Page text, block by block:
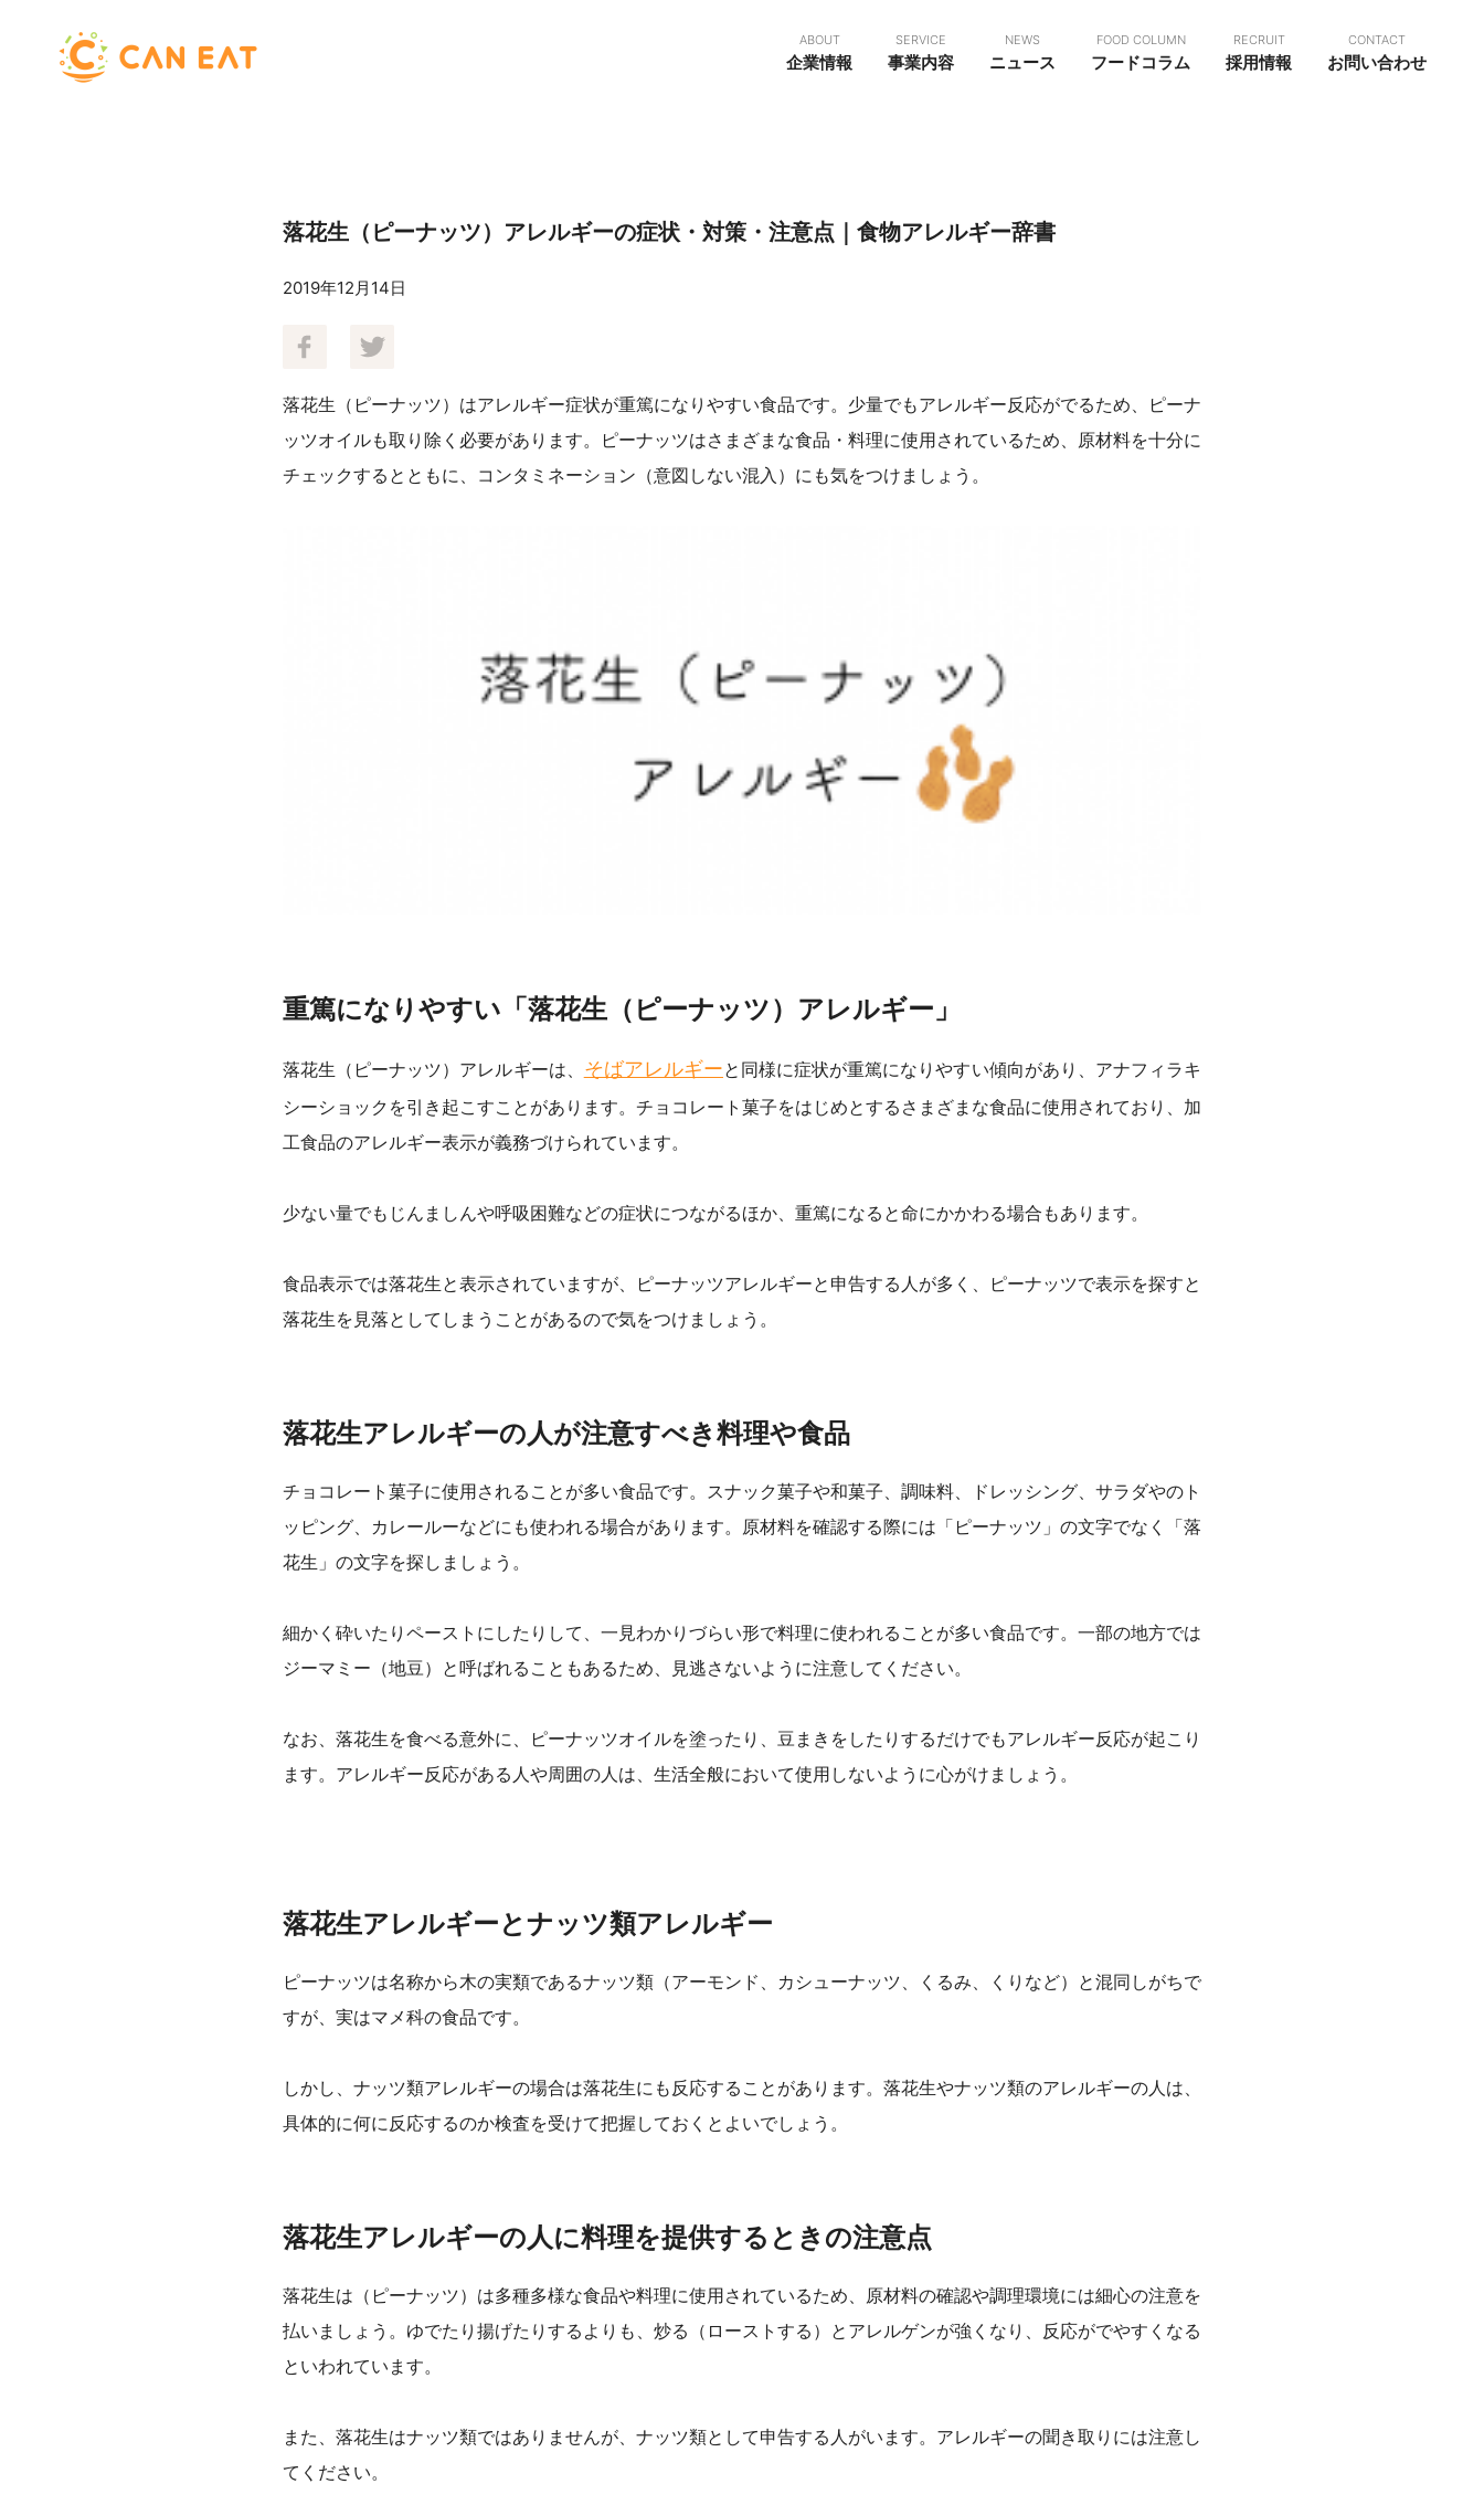
ABOUT
企業情報
SERVICE
事業内容
NEWS
ニュース
FOOD COLUMN
フードコラム
RECRUIT
採用情報
CONTACT
お問い合わせ
落花生（ピーナッツ）アレルギーの症状・対策・注意点｜食物アレルギー辞書
2019年12月14日
落花生（ピーナッツ）はアレルギー症状が重篤になりやすい食品です。少量でもアレルギー反応がでるため、ピーナ
ッツオイルも取り除く必要があります。ピーナッツはさまざまな食品・料理に使用されているため、原材料を十分に
チェックするとともに、コンタミネーション（意図しない混入）にも気をつけましょう。
重篤になりやすい「落花生（ピーナッツ）アレルギー」
落花生（ピーナッツ）アレルギーは、 そばアレルギーと同様に症状が重篤になりやすい傾向があり、アナフィラキ
シーショックを引き起こすことがあります。チョコレート菓子をはじめとするさまざまな食品に使用されており、加
工食品のアレルギー表示が義務づけられています。
少ない量でもじんましんや呼吸困難などの症状につながるほか、重篤になると命にかかわる場合もあります。
食品表示では落花生と表示されていますが、ピーナッツアレルギーと申告する人が多く、ピーナッツで表示を探すと
落花生を見落としてしまうことがあるので気をつけましょう。
落花生アレルギーの人が注意すべき料理や食品
チョコレート菓子に使用されることが多い食品です。スナック菓子や和菓子、調味料、ドレッシング、サラダやのト
ッピング、カレールーなどにも使われる場合があります。原材料を確認する際には「ピーナッツ」の文字でなく「落
花生」の文字を探しましょう。
細かく砕いたりペーストにしたりして、一見わかりづらい形で料理に使われることが多い食品です。一部の地方では
ジーマミー（地豆）と呼ばれることもあるため、見逃さないように注意してください。
なお、落花生を食べる意外に、ピーナッツオイルを塗ったり、豆まきをしたりするだけでもアレルギー反応が起こり
ます。アレルギー反応がある人や周囲の人は、生活全般において使用しないように心がけましょう。
落花生アレルギーとナッツ類アレルギー
ピーナッツは名称から木の実類であるナッツ類（アーモンド、カシューナッツ、くるみ、くりなど）と混同しがちで
すが、実はマメ科の食品です。
しかし、ナッツ類アレルギーの場合は落花生にも反応することがあります。落花生やナッツ類のアレルギーの人は、
具体的に何に反応するのか検査を受けて把握しておくとよいでしょう。
落花生アレルギーの人に料理を提供するときの注意点
落花生は（ピーナッツ）は多種多様な食品や料理に使用されているため、原材料の確認や調理環境には細心の注意を
払いましょう。 ゆでたり揚げたりするよりも、炒る（ローストする）とアレルゲンが強くなり、反応がでやすくなる
といわれています。
また、落花生はナッツ類ではありませんが、ナッツ類として申告する人がいます。アレルギーの聞き取りには注意し
てください。